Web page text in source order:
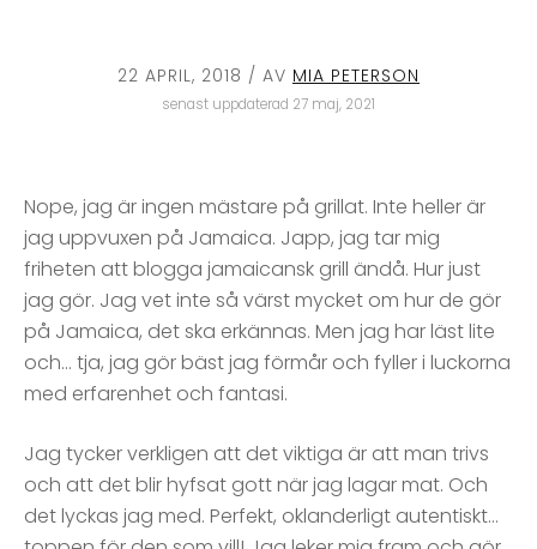
22 APRIL, 2018 / AV MIA PETERSON
senast uppdaterad 27 maj, 2021
Nope, jag är ingen mästare på grillat. Inte heller är
jag uppvuxen på Jamaica. Japp, jag tar mig
friheten att blogga jamaicansk grill ändå. Hur just
jag gör. Jag vet inte så värst mycket om hur de gör
på Jamaica, det ska erkännas. Men jag har läst lite
och… tja, jag gör bäst jag förmår och fyller i luckorna
med erfarenhet och fantasi.
Jag tycker verkligen att det viktiga är att man trivs
och att det blir hyfsat gott när jag lagar mat. Och
det lyckas jag med. Perfekt, oklanderligt autentiskt…